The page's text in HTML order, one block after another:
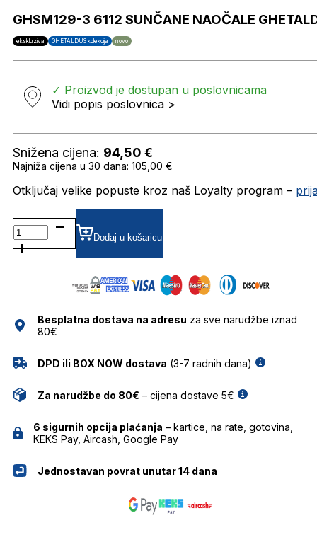
GHSM129-3 6112 SUNČANE NAOČALE
ekskluziva GHETALDUS kolekcija novo
✓ Proizvod je dostupan u poslovnicama
Vidi popis poslovnica >
Snižena cijena: 94,50 €
Najniža cijena u 30 dana: 105,00 €
Otključaj velike popuste kroz naš Loyalty program –
GHSM129-
3
6112
GHETALDUS
Dodaj u košaricu
Besplatna dostava na adresu za sve narudžbe iznad
80€
DPD ili BOX NOW dostava (3-7 radnih dana)
Za narudžbe do 80€ – cijena dostave 5€
6 sigurnih opcija plaćanja – kartice, na rate, gotovina,
KEKS Pay, Aircash, Google Pay
Jednostavan povrat unutar 14 dana